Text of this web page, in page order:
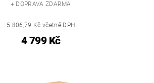
+ DOPRAVA ZDARMA
5 806,79 Kč včetně DPH
4 799 Kč